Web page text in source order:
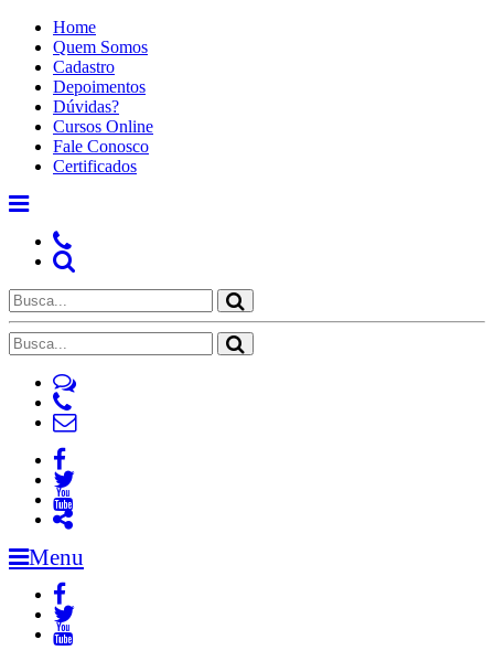
Home
Quem Somos
Cadastro
Depoimentos
Dúvidas?
Cursos Online
Fale Conosco
Certificados
Menu